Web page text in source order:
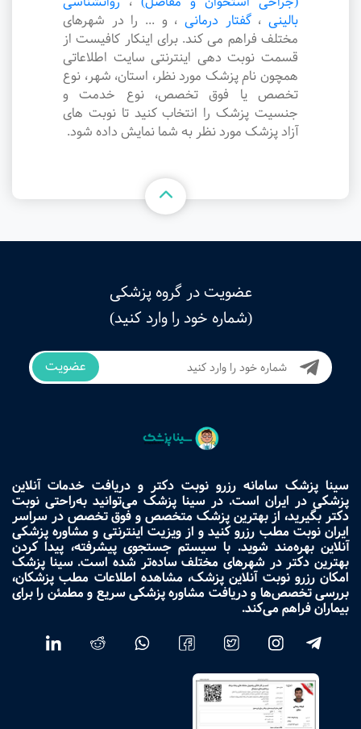
بالینی ،گفتار درمانی ، و ... را در شهرهای
مختلف فراهم می کند. برای اینکار کافیست از
قسمت نوبت دهی اینترنتی سایت اطلاعاتی
همچون نام پزشک مورد نظر، استان، شهر، نوع
تخصص یا فوق تخصص، نوع خدمت و
جنسیت پزشک را انتخاب کنید تا نوبت های
آزاد پزشک مورد نظر به شما نمایش داده شود.
عضویت در گروه پزشکی
(شماره خود را وارد کنید)
عضویت
سینا پزشک سامانه رزرو نوبت دکتر و دریافت خدمات آنلاین
پزشکی در ایران است. در سینا پزشک می‌توانید به‌راحتی نوبت
دکتر بگیرید، از بهترین پزشک متخصص و فوق تخصص در سراسر
ایران نوبت مطب رزرو کنید و از ویزیت اینترنتی و مشاوره پزشکی
آنلاین بهره‌مند شوید. با سیستم جستجوی پیشرفته، پیدا کردن
بهترین دکتر در شهرهای مختلف ساده‌تر شده است. سینا پزشک
امکان رزرو نوبت آنلاین پزشک، مشاهده اطلاعات مطب پزشکان،
بررسی تخصص‌ها و دریافت مشاوره پزشکی سریع و مطمئن را برای
بیماران فراهم می‌کند.